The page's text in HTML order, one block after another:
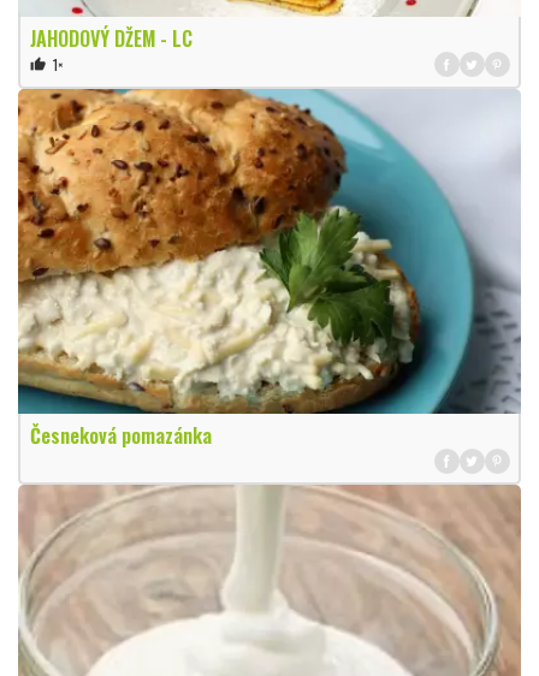
JAHODOVÝ DŽEM - LC
thumb_up 1×
Česneková pomazánka